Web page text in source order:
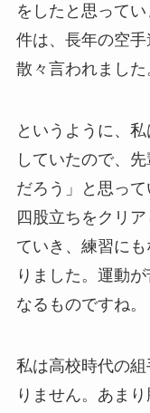
をしたと思って
件は、長年の空
散々言われました
というように、
していたので、
だろう」と思っ
四股立ちをクリ
ていき、練習に
りました。運動
なるものですね。
私は高校時代の
りません。あま